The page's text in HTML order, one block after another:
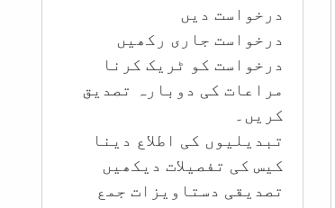
درخواست دیں
درخواست جاری رکھیں
درخواست کو ٹریک کرنا
مراعات کی دوبارہ تصدیق
کریں۔
تبدیلیوں کی اطلاع دینا
کیس کی تفصیلات دیکھیں
تصدیقی دستاویزات جمع